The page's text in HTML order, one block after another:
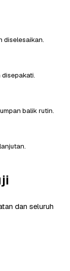
diselesaikan.
disepakati.
balik rutin.
dan seluruh